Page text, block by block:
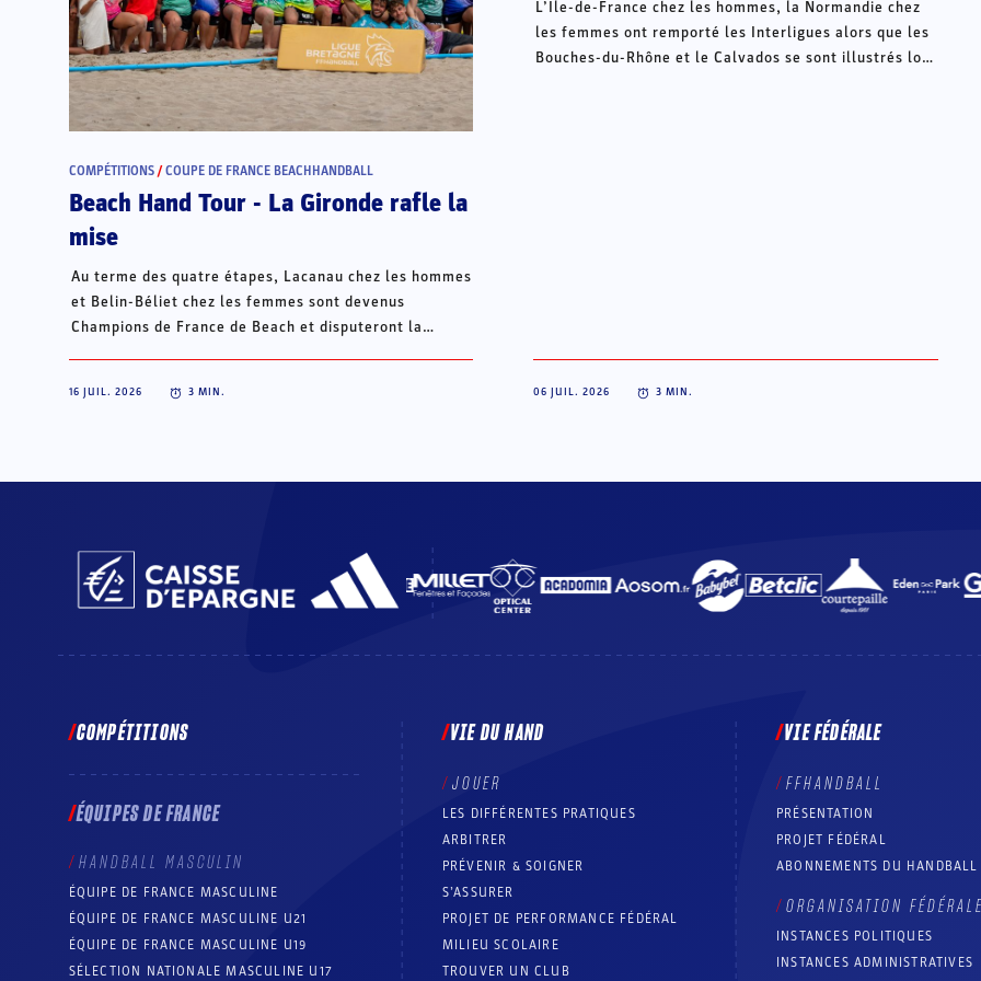
COMPÉTITIONS /COUPE DE FRANCE BEACHHANDBALL
Beach Hand Tour - La Gironde rafle la
mise
Au terme des quatre étapes, Lacanau chez les hommes
et Belin-Béliet chez les femmes sont devenus
Champions de France de Beach et disputeront la
16 JUIL. 2026 3 MIN.
L’Ile-de-France chez les hommes, la Normandie chez
les femmes ont remporté les Interligues alors que les
Bouches-du-Rhône et le Calvados se sont illustrés lors
06 JUIL. 2026 3 MIN.
COMPÉTITIONS
ÉQUIPES DE FRANCE
HANDBALL MASCULIN
ÉQUIPE DE FRANCE MASCULINE
ÉQUIPE DE FRANCE MASCULINE U21
ÉQUIPE DE FRANCE MASCULINE U19
SÉLECTION NATIONALE MASCULINE U17
VIE DU HAND
JOUER
LES DIFFÉRENTES PRATIQUES
ARBITRER
PRÉVENIR & SOIGNER
S’ASSURER
PROJET DE PERFORMANCE FÉDÉRAL
MILIEU SCOLAIRE
TROUVER UN CLUB
VIE FÉDÉRALE
FFHANDBALL
PRÉSENTATION
PROJET FÉDÉRAL
ABONNEMENTS DU HANDBALL
ORGANISATION FÉDÉRALE
INSTANCES POLITIQUES
INSTANCES ADMINISTRATIVES